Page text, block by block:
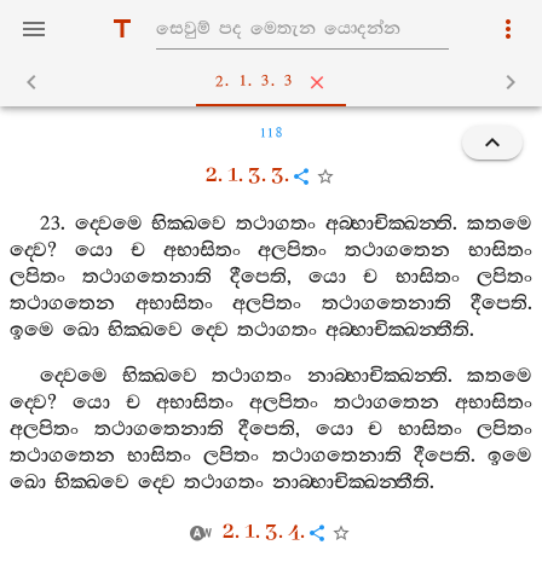
2. 1. 3. 3
118
2. 1. 3. 3.
23. ද‍්වෙමෙ භික‍්ඛවෙ තථාගතං අබ‍්භාචික‍්ඛන‍්ති. කතමෙ
ද‍්වෙ? යො ච අභාසිතං අලපිතං තථාගතෙන
භාසිතං
ලපිතං
තථාගතෙනාති දීපෙති,යො ච භාසිතං
ලපිතං
තථාගතෙන
අභාසිතං අලපිතං තථාගතෙනාති දීපෙති.
ඉමෙ ඛො භික‍්ඛවෙ ද‍්වෙ තථාගතං අබ‍්භාචික‍්ඛන‍්තීති.
ද‍්වෙමෙ
භික‍්ඛවෙ තථාගතං නාබ‍්භාචික‍්ඛන‍්ති. කතමෙ
ද‍්වෙ? යො ච අභාසිතං අලපිතං තථාගතෙන
අභාසිතං
අලපිතං
තථාගතෙනාති දීපෙති, යො ච භාසිතං
ලපිතං
තථාගතෙන භාසිතං ලපිතං තථාගතෙනාති දීපෙති.ඉමෙ
ඛො භික‍්ඛවෙ ද‍්වෙ තථාගතං නාබ‍්භාචික‍්ඛන‍්තීති.
2. 1. 3. 4.